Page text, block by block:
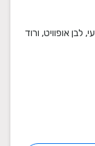
אופוויט, ורוד